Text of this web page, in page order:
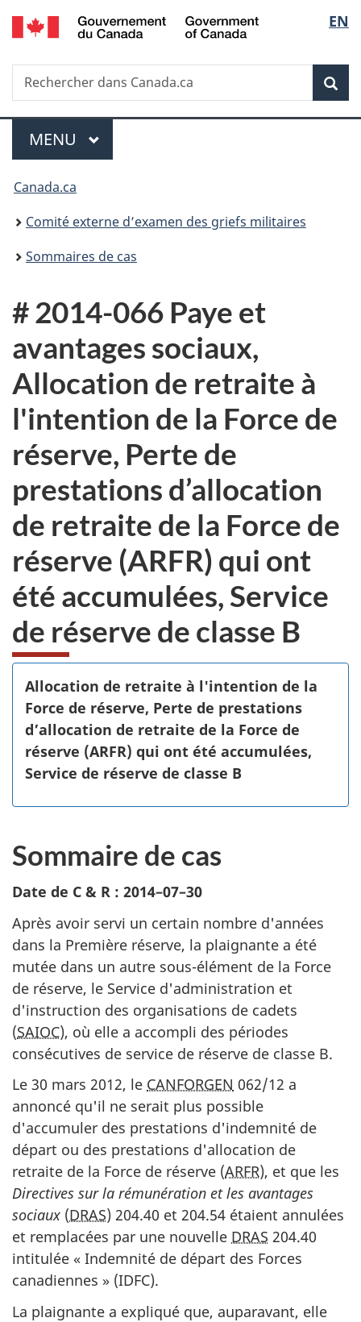
Passer
au
principal
Passer
à
Au
du
Passer
à
version
simplifiée
de
la
EN
Recherche
Rechercher
dans
Menu
MENU PRINCIPAL
Vous
êtes
ici :
Canada.ca
Comité externe d’examen des griefs militaires
Sommaires de cas
# 2014-066 Paye et
avantages sociaux,
Allocation de retraite à
l'intention de la Force de
réserve, Perte de
prestations d’allocation
de retraite de la Force de
réserve (ARFR) qui ont
été accumulées, Service
de réserve de classe B
Allocation de retraite à l'intention de la
Force de réserve, Perte de prestations
d’allocation de retraite de la Force de
réserve (ARFR) qui ont été accumulées,
Service de réserve de classe B
Sommaire de cas
Date de C & R : 2014–07–30
Après avoir servi un certain nombre d'années
dans la Première réserve, la plaignante a été
mutée dans un autre sous-élément de la Force
de réserve, le Service d'administration et
d'instruction des organisations de cadets
(SAIOC), où elle a accompli des périodes
consécutives de service de réserve de classe B.
Le 30 mars 2012, le CANFORGEN 062/12 a
annoncé qu'il ne serait plus possible
d'accumuler des prestations d'indemnité de
départ ou des prestations d'allocation de
retraite de la Force de réserve (ARFR), et que les
Directives sur la rémunération et les avantages
sociaux (DRAS) 204.40 et 204.54 étaient annulées
et remplacées par une nouvelle DRAS 204.40
intitulée « Indemnité de départ des Forces
canadiennes » (IDFC).
La plaignante a expliqué que, auparavant, elle